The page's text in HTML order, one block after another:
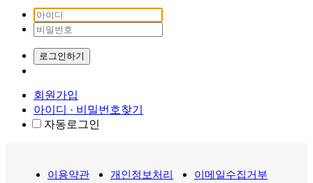
로그인하기
회원가입
아이디 · 비밀번호찾기
자동로그인
이용약관 개인정보처리 이메일수집거부